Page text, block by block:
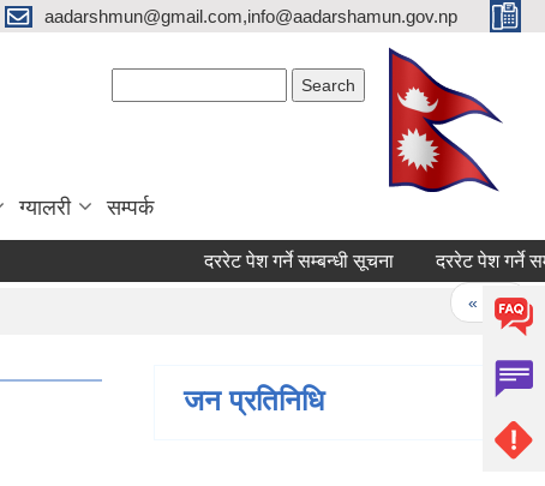
aadarshmun@gmail.com,info@aadarshamun.gov.np
ग्यालरी सम्पर्क
दररेट पेश गर्ने सम्बन्धी सूचना दररेट पेश गर्ने
« first
जन प्रतिनिधि